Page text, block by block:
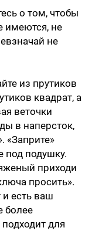
о том, чтобы
имеются, не
не
из прутиков
квадрат, а
веточки
в наперсток,
«Заприте»
под подушку.
приходи
просить».
и есть ваш
более
для